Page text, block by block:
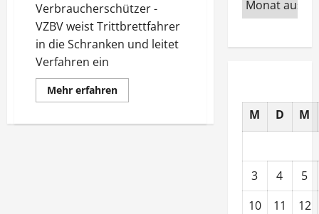
Verbraucherschützer -
VZBV weist Trittbrettfahrer
in die Schranken und leitet
Verfahren ein
Mehr erfahrenMehr
Informationen
gegen
M D M
3 4
5
10
11
12